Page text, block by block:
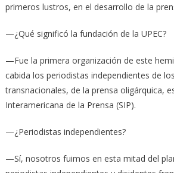
primeros lustros, en el desarrollo de la
—¿Qué significó la fundación de la UPEC?
—Fue la primera organización de este
cabida los periodistas independientes de
transnacionales, de la prensa oligárquica,
Interamericana de la Prensa (SIP).
—¿Periodistas independientes?
—Sí, nosotros fuimos en esta mitad del